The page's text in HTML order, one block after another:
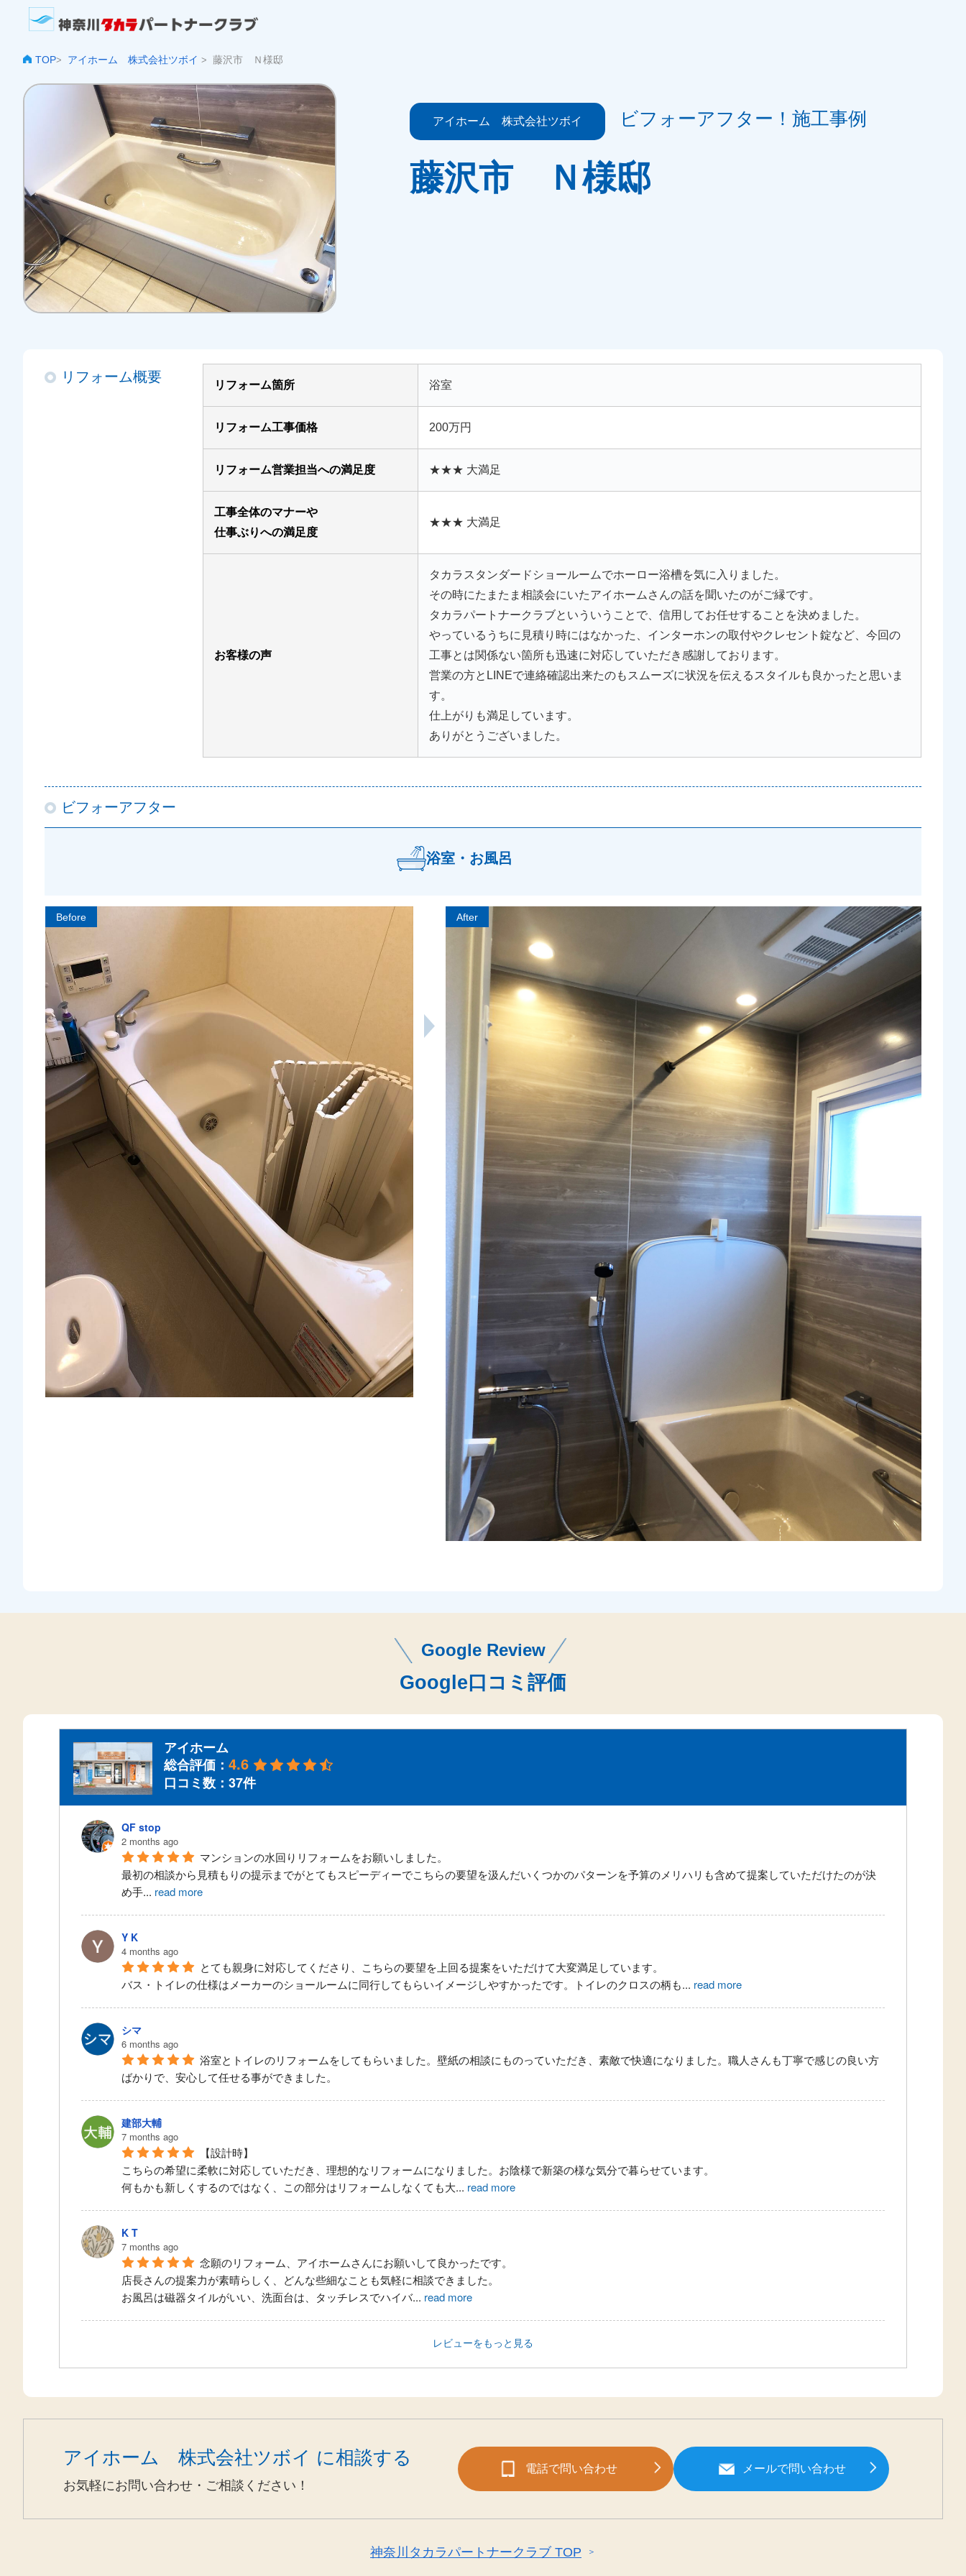
TOP> アイホーム 株式会社ツボイ > 藤沢市 Ｎ様邸
アイホーム 株式会社ツボイ ビフォーアフター！施工事例
藤沢市 Ｎ様邸
リフォーム概要
リフォーム箇所 浴室
リフォーム工事価格 200万円
リフォーム営業担当への満足度 ★★★ 大満足
工事全体のマナーや
仕事ぶりへの満足度
★★★ 大満足
お客様の声
タカラスタンダードショールームでホーロー浴槽を気に入りました。
その時にたまたま相談会にいたアイホームさんの話を聞いたのがご縁です。
タカラパートナークラブといういうことで、信用してお任せすることを決めました。
やっているうちに見積り時にはなかった、インターホンの取付やクレセント錠など、今回の
工事とは関係ない箇所も迅速に対応していただき感謝しております。
営業の方とLINEで連絡確認出来たのもスムーズに状況を伝えるスタイルも良かったと思いま
す。
仕上がりも満足しています。
ありがとうございました。
ビフォーアフター
浴室・お風呂
Before After
Google Review
Google口コミ評価
アイホーム
総合評価： 4.6
口コミ数：37件
QF stop
2 months ago
マンションの水回りリフォームをお願いしました。
最初の相談から見積もりの提示までがとてもスピーディーでこちらの要望を汲んだいくつかのパターンを予算のメリハリも含めて提案していただけたのが決
め手... read more
Y K
4 months ago
とても親身に対応してくださり、こちらの要望を上回る提案をいただけて大変満足しています。
バス・トイレの仕様はメーカーのショールームに同行してもらいイメージしやすかったです。トイレのクロスの柄も... read more
シマ
6 months ago
浴室とトイレのリフォームをしてもらいました。壁紙の相談にものっていただき、素敵で快適になりました。職人さんも丁寧で感じの良い方
ばかりで、安心して任せる事ができました。
建部大輔
7 months ago
【設計時】
こちらの希望に柔軟に対応していただき、理想的なリフォームになりました。お陰様で新築の様な気分で暮らせています。
何もかも新しくするのではなく、この部分はリフォームしなくても大... read more
K T
7 months ago
念願のリフォーム、アイホームさんにお願いして良かったです。
店長さんの提案力が素晴らしく、どんな些細なことも気軽に相談できました。
お風呂は磁器タイルがいい、洗面台は、タッチレスでハイバ... read more
レビューをもっと見る
アイホーム 株式会社ツボイ に相談する
お気軽にお問い合わせ・ご相談ください！
電話で問い合わせ メールで問い合わせ
神奈川タカラパートナークラブ TOP ＞